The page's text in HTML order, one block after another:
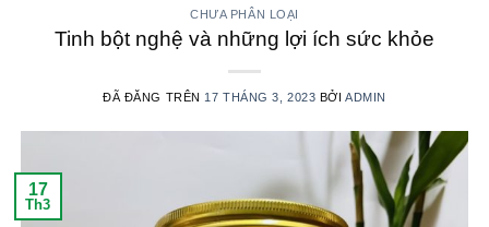
CHƯA PHÂN LOẠI
Tinh bột nghệ và những lợi ích sức khỏe
ĐÃ ĐĂNG TRÊN 17 THÁNG 3, 2023 BỞIADMIN
17
Th3